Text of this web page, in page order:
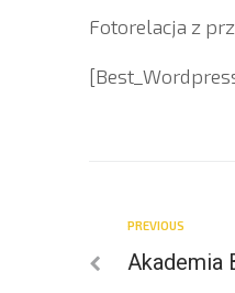
Fotorelacja z
PREVIOUS
Akademia